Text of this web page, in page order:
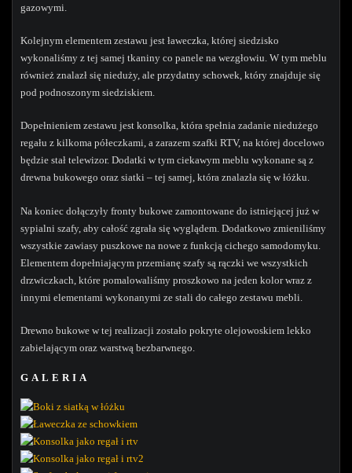
gazowymi.
Kolejnym elementem zestawu jest ławeczka, której siedzisko
wykonaliśmy z tej samej tkaniny co panele na wezgłowiu. W tym meblu
również znalazł się nieduży, ale przydatny schowek, który znajduje się
pod podnoszonym siedziskiem.
Dopełnieniem zestawu jest konsolka, która spełnia zadanie niedużego
regału z kilkoma półeczkami, a zarazem szafki RTV, na której docelowo
będzie stał telewizor. Dodatki w tym ciekawym meblu wykonane są z
drewna bukowego oraz siatki – tej samej, która znalazła się w łóżku.
Na koniec dołączyły fronty bukowe zamontowane do istniejącej już w
sypialni szafy, aby całość zgrała się wyglądem. Dodatkowo zmieniliśmy
wszystkie zawiasy puszkowe na nowe z funkcją cichego samodomyku.
Elementem dopełniającym przemianę szafy są rączki we wszystkich
drzwiczkach, które pomalowaliśmy proszkowo na jeden kolor wraz z
innymi elementami wykonanymi ze stali do całego zestawu mebli.
Drewno bukowe w tej realizacji zostało pokryte olejowoskiem lekko
zabielającym oraz warstwą bezbarwnego.
GALERIA